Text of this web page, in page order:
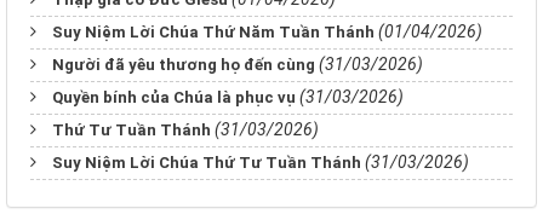
Suy Niệm Lời Chúa Thứ Năm Tuần Thánh (01/04/2026)
Người đã yêu thương họ đến cùng (31/03/2026)
Quyền bính của Chúa là phục vụ (31/03/2026)
Thứ Tư Tuần Thánh (31/03/2026)
Suy Niệm Lời Chúa Thứ Tư Tuần Thánh (31/03/2026)